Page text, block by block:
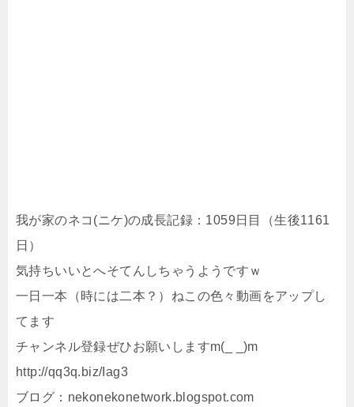
我が家のネコ(ニケ)の成長記録：1059日目（生後1161
日）
気持ちいいとへそてんしちゃうようですｗ
一日一本（時には二本？）ねこの色々動画をアップし
てます
チャンネル登録ぜひお願いしますm(_ _)m
http://qq3q.biz/Iag3
ブログ：nekonekonetwork.blogspot.com